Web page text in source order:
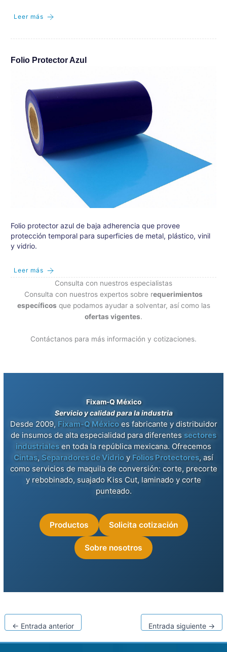
Leer más
Folio Protector Azul
Folio protector azul de baja adherencia que provee
protección temporal para superficies de metal, plástico, vinil
y vidrio.
Leer más
Consulta con nuestros especialistas
Consulta con nuestros expertos sobre requerimientos
específicos que podamos ayudar a solventar, así como las
ofertas vigentes.
Contáctanos para más información y cotizaciones.
Fixam-Q México
Servicio y calidad para la industria
Desde 2009, Fixam-Q Méxicoes fabricante y distribuidor
de insumos de alta especialidad para diferentes sectores
industrialesen toda la república mexicana. Ofrecemos
Cintas, Separadores de Vidrioy Folios Protectores, así
como servicios de maquila de conversión: corte, precorte
y rebobinado, suajado Kiss Cut, laminado y corte
punteado.
Productos Solicita cotización
Sobre nosotros
← Entrada anterior Entrada siguiente →